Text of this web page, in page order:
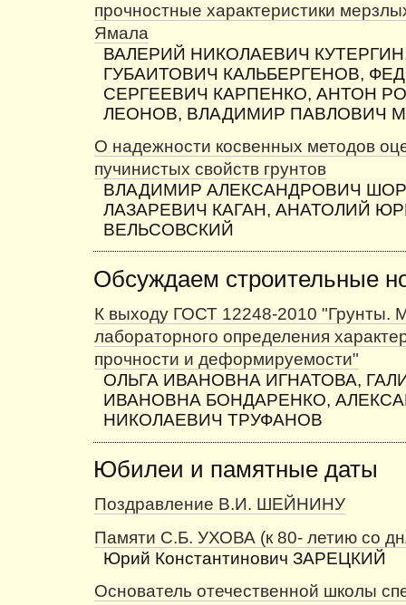
прочностные характеристики
Ямала
ВАЛЕРИЙ НИКОЛАЕВИЧ
ГУБАИТОВИЧ КАЛЬБЕРГЕНОВ,
СЕРГЕЕВИЧ КАРПЕНКО, АНТОН
ЛЕОНОВ, ВЛАДИМИР ПАВЛОВИЧ
О надежности косвенных методов
пучинистых свойств грунтов
ВЛАДИМИР АЛЕКСАНДРОВИЧ
ЛАЗАРЕВИЧ КАГАН, АНАТОЛИЙ
ВЕЛЬСОВСКИЙ
Обсуждаем строительные
К выходу ГОСТ 12248-2010 "Грунты.
лабораторного определения
прочности и деформируемости"
ОЛЬГА ИВАНОВНА ИГНАТОВА,
ИВАНОВНА БОНДАРЕНКО,
НИКОЛАЕВИЧ ТРУФАНОВ
Юбилеи и памятные даты
Поздравление В.И. ШЕЙНИНУ
Памяти С.Б. УХОВА (к 80- летию со
Юрий Константинович ЗАРЕЦКИЙ
Основатель отечественной школы